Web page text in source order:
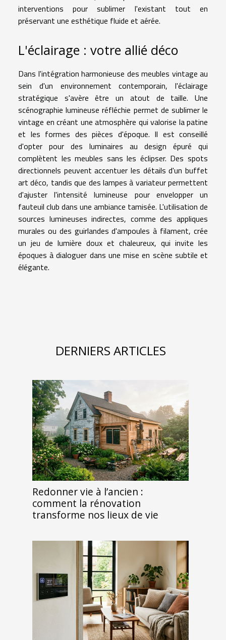
interventions pour sublimer l'existant tout en
préservant une esthétique fluide et aérée.
L'éclairage : votre allié déco
Dans l'intégration harmonieuse des meubles vintage au
sein d'un environnement contemporain, l'éclairage
stratégique s'avère être un atout de taille. Une
scénographie lumineuse réfléchie permet de sublimer le
vintage en créant une atmosphère qui valorise la patine
et les formes des pièces d'époque. Il est conseillé
d'opter pour des luminaires au design épuré qui
complètent les meubles sans les éclipser. Des spots
directionnels peuvent accentuer les détails d'un buffet
art déco, tandis que des lampes à variateur permettent
d'ajuster l'intensité lumineuse pour envelopper un
fauteuil club dans une ambiance tamisée. L'utilisation de
sources lumineuses indirectes, comme des appliques
murales ou des guirlandes d'ampoules à filament, crée
un jeu de lumière doux et chaleureux, qui invite les
époques à dialoguer dans une mise en scène subtile et
élégante.
DERNIERS ARTICLES
Redonner vie à l’ancien :
comment la rénovation
transforme nos lieux de vie